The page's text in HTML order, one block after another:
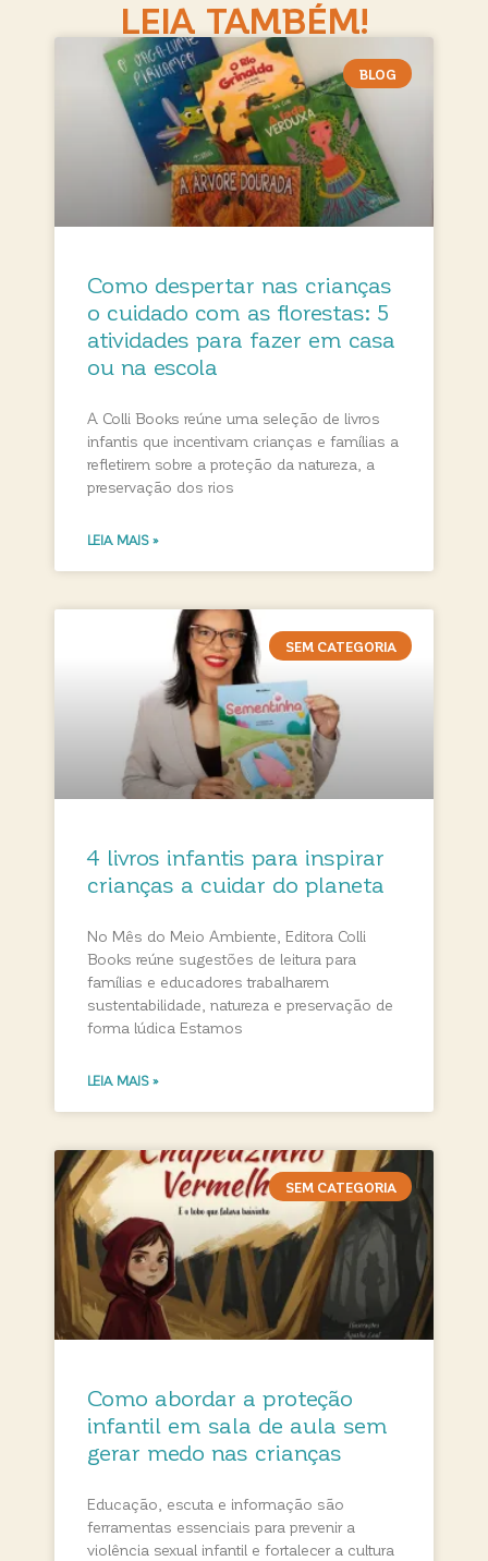
LEIA TAMBÉM!
BLOG
Como despertar nas crianças
o cuidado com as florestas: 5
atividades para fazer em casa
ou na escola
A Colli Books reúne uma seleção de livros
infantis que incentivam crianças e famílias a
refletirem sobre a proteção da natureza, a
preservação dos rios
LEIA MAIS »
SEM CATEGORIA
4 livros infantis para inspirar
crianças a cuidar do planeta
No Mês do Meio Ambiente, Editora Colli
Books reúne sugestões de leitura para
famílias e educadores trabalharem
sustentabilidade, natureza e preservação de
forma lúdica Estamos
LEIA MAIS »
SEM CATEGORIA
Como abordar a proteção
infantil em sala de aula sem
gerar medo nas crianças
Educação, escuta e informação são
ferramentas essenciais para prevenir a
violência sexual infantil e fortalecer a cultura